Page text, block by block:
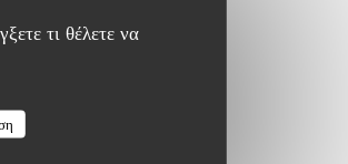
τι θέλετε να